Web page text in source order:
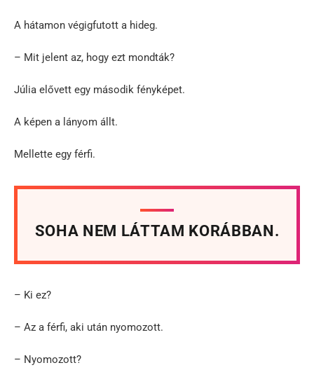
A hátamon végigfutott a hideg.
– Mit jelent az, hogy ezt mondták?
Júlia elővett egy második fényképet.
A képen a lányom állt.
Mellette egy férfi.
SOHA NEM LÁTTAM KORÁBBAN.
– Ki ez?
– Az a férfi, aki után nyomozott.
– Nyomozott?